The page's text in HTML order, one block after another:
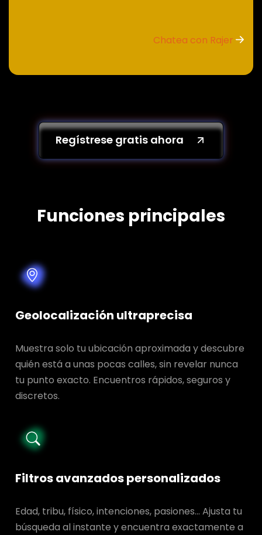
Chatea con Rajer
Regístrese gratis ahora
Funciones principales
Geolocalización ultraprecisa
Muestra solo tu ubicación aproximada y descubre
quién está a unas pocas calles, sin revelar nunca
tu punto exacto. Encuentros rápidos, seguros y
discretos.
Filtros avanzados personalizados
Edad, tribu, físico, intenciones, pasiones… Ajusta tu
búsqueda al instante y encuentra exactamente a